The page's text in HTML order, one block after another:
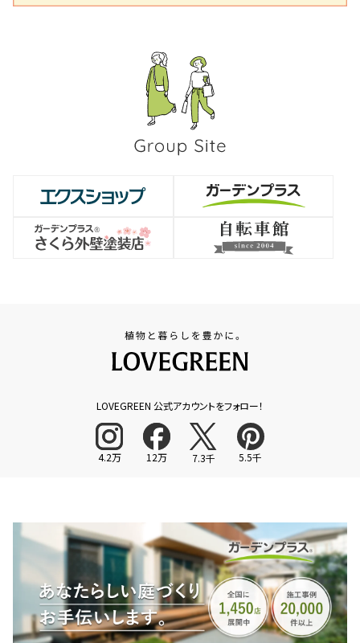
LOVEGREEN 公式アカウントをフォロー！
4.2万 12万 7.3千 5.5千